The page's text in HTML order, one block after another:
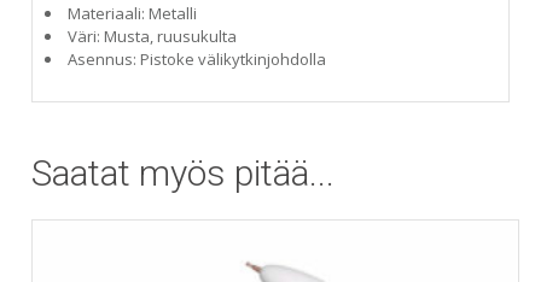
Materiaali: Metalli
Väri: Musta, ruusukulta
Asennus: Pistoke välikytkinjohdolla
Saatat myös pitää...